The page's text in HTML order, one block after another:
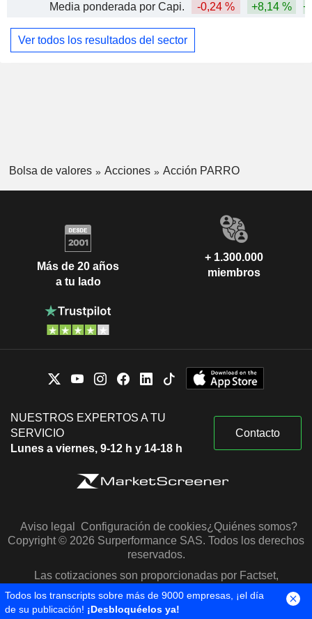
Media ponderada por Capi.
-0,24 % +8,14 %
Ver todos los resultados del sector
Bolsa de valores Acciones Acción PARRO
Más de 20 años
a tu lado
+ 1.300.000
miembros
NUESTROS EXPERTOS A TU
SERVICIO
Lunes a viernes, 9-12 h y 14-18 h
Contacto
Aviso legal Configuración de cookies¿Quiénes somos?
Copyright © 2026 Surperformance SAS. Todos los derechos
reservados.
Las cotizaciones son proporcionadas por Factset,
Morningstar y S&P Capital IQ
Todos los transcripts sobre más de 9000 empresas, ¡el día
de su publicación! ¡Desbloquéelos ya!